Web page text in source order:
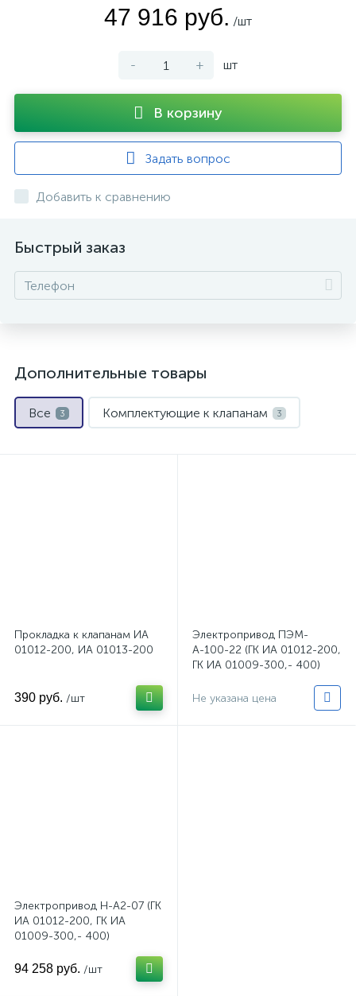
47 916 руб. /шт
- + шт
В корзину
Задать вопрос
Добавить к сравнению
Быстрый заказ
Дополнительные товары
Все 3 Комплектующие к клапанам 3
Прокладка к клапанам ИА
01012-200, ИА 01013-200
390 руб. /шт
Электропривод ПЭМ-
А-100-22 (ГК ИА 01012-200,
ГК ИА 01009-300,- 400)
Не указана цена
Электропривод Н-А2-07 (ГК
ИА 01012-200, ГК ИА
01009-300,- 400)
94 258 руб. /шт